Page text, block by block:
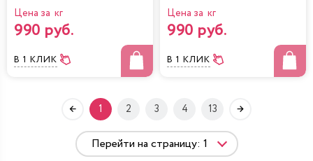
Цена за кг
990 руб.
В 1 КЛИК
Цена за кг
990 руб.
В 1 КЛИК
1 2 3 4 13